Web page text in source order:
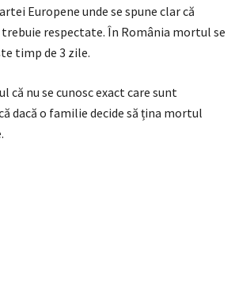
Europene unde se spune clar că
respectate. În România mortul se
timp de 3 zile.
nu se cunosc exact care sunt
dacă o familie decide să țina mortul